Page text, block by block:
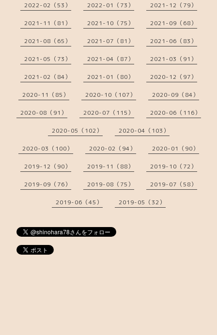
2022-02（53） 2022-01（73） 2021-12（79）
2021-11（81） 2021-10（75） 2021-09（68）
2021-08（65） 2021-07（81） 2021-06（83）
2021-05（73） 2021-04（87） 2021-03（91）
2021-02（84） 2021-01（80） 2020-12（97）
2020-11（85） 2020-10（107） 2020-09（84）
2020-08（91） 2020-07（115） 2020-06（116）
2020-05（102） 2020-04（103）
2020-03（100） 2020-02（94） 2020-01（90）
2019-12（90） 2019-11（88） 2019-10（72）
2019-09（76） 2019-08（75） 2019-07（58）
2019-06（45） 2019-05（32）